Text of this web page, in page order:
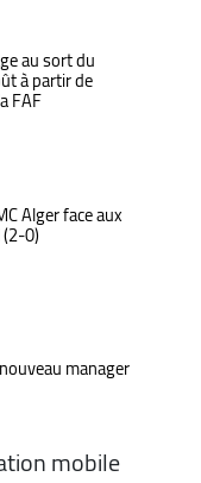
au sort du
à partir de
FAF
Alger face aux
0)
manager
mobile